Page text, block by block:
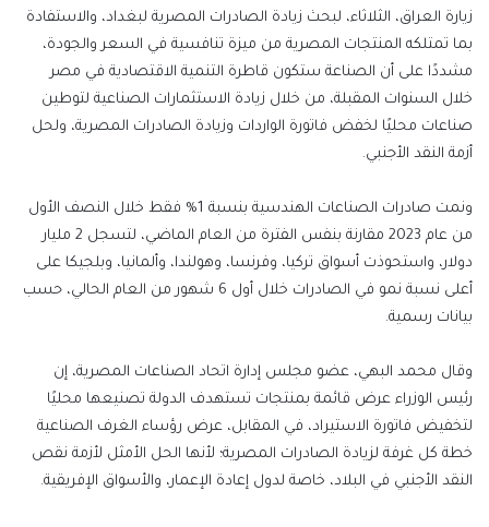
زيارة العراق، الثلاثاء، لبحث زيادة الصادرات المصرية لبغداد، والاستفادة
بما تمتلكه المنتجات المصرية من ميزة تنافسية في السعر والجودة،
مشددًا على أن الصناعة ستكون قاطرة التنمية الاقتصادية في مصر
خلال السنوات المقبلة، من خلال زيادة الاستثمارات الصناعية لتوطين
صناعات محليًا لخفض فاتورة الواردات وزيادة الصادرات المصرية، ولحل
أزمة النقد الأجنبي.
ونمت صادرات الصناعات الهندسية بنسبة 1% فقط خلال النصف الأول
من عام 2023 مقارنة بنفس الفترة من العام الماضي، لتسجل 2 مليار
دولار، واستحوذت أسواق تركيا، وفرنسا، وهولندا، وألمانيا، وبلجيكا على
أعلى نسبة نمو في الصادرات خلال أول 6 شهور من العام الحالي، حسب
بيانات رسمية.
وقال محمد البهي، عضو مجلس إدارة اتحاد الصناعات المصرية، إن
رئيس الوزراء عرض قائمة بمنتجات تستهدف الدولة تصنيعها محليًا
لتخفيض فاتورة الاستيراد، في المقابل، عرض رؤساء الغرف الصناعية
خطة كل غرفة لزيادة الصادرات المصرية؛ لأنها الحل الأمثل لأزمة نقص
النقد الأجنبي في البلاد، خاصة لدول إعادة الإعمار، والأسواق الإفريقية.